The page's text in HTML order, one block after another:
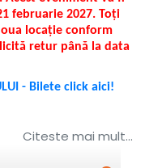
februarie 2027. Toți
locație conform
retur până la data
- Bilete click aici!
Citeste mai mult...